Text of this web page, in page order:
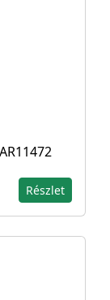
Részlet